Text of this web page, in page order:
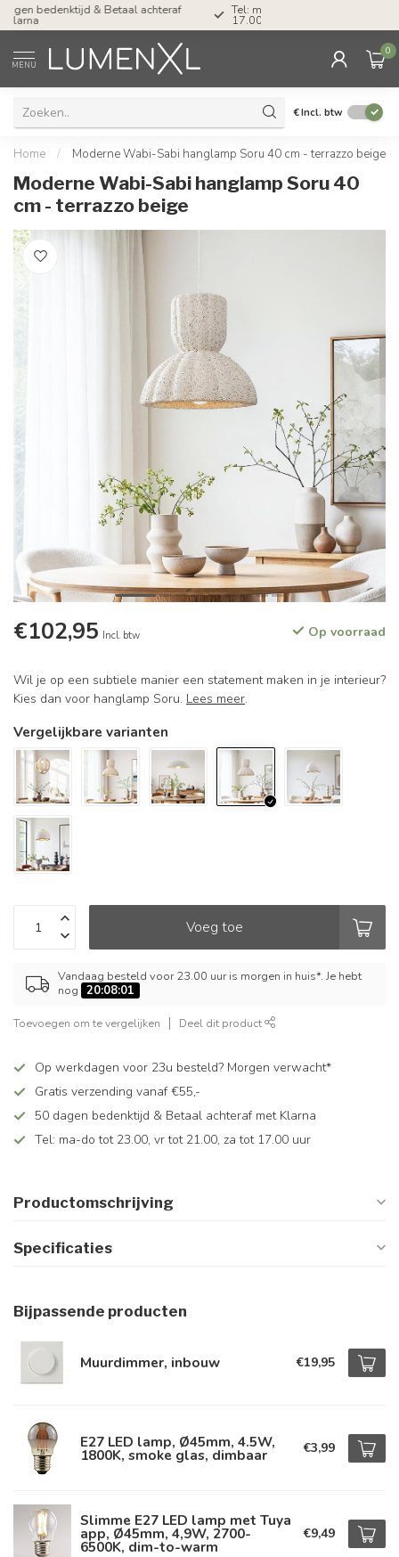
Tel: ma-do tot 23.00, vr tot 21.00, za tot
17.00 uur
MENU
0
€Incl. btw
Home / Moderne Wabi-Sabi hanglamp Soru 40 cm - terrazzo beige
Moderne Wabi-Sabi hanglamp Soru 40
cm - terrazzo beige
€102,95 Incl. btw Op voorraad
Wil je op een subtiele manier een statement maken in je interieur?
Kies dan voor hanglamp Soru. Lees meer.
Vergelijkbare varianten
Voeg toe
Vandaag besteld voor 23.00 uur is morgen in huis*. Je hebt
nog 20:08:01
Toevoegen om te vergelijken Deel dit product
Op werkdagen voor 23u besteld? Morgen verwacht*
Gratis verzending vanaf €55,-
50 dagen bedenktijd & Betaal achteraf met Klarna
Tel: ma-do tot 23.00, vr tot 21.00, za tot 17.00 uur
Productomschrijving
Specificaties
Bijpassende producten
Muurdimmer, inbouw €19,95
E27 LED lamp, Ø45mm, 4.5W,
1800K, smoke glas, dimbaar €3,99
Slimme E27 LED lamp met Tuya
app, Ø45mm, 4,9W, 2700-
6500K, dim-to-warm
€9,49